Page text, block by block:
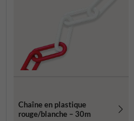
Chaîne en plastique
rouge/blanche – 30m